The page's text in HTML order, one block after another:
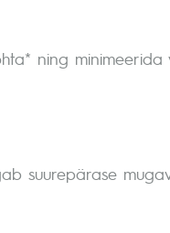
ning minimeerida
suurepärase